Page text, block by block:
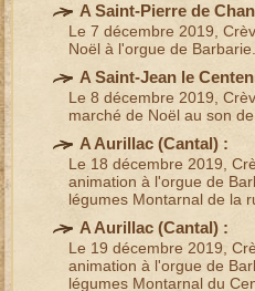
A Saint-Pierre de
Le 7 décembre 2019,
Noëlà l'orgue de Barbarie.
A Saint-Jean le
Le 8 décembre 2019,
marché de Noëlau son
A Aurillac (Cantal) :
Le 18 décembre 2019,
animation à l'orgue de
légumes Montarnal de la
A Aurillac (Cantal) :
Le 19 décembre 2019,
animation à l'orgue de
légumes Montarnal du